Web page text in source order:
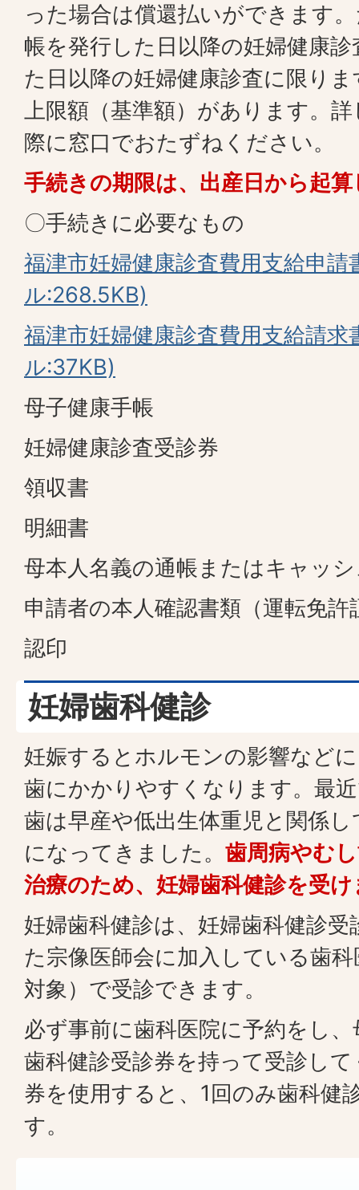
った場合は償還払いができます
帳を発行した日以降の妊婦健康
た日以降の妊婦健康診査に限り
上限額（基準額）があります。
際に窓口でおたずねください。
手続きの期限は、出産日から起
〇手続きに必要なもの
福津市妊婦健康診査費用支給申
ル:268.5KB)
福津市妊婦健康診査費用支給請
ル:37KB)
母子健康手帳
妊婦健康診査受診券
領収書
明細書
母本人名義の通帳またはキャッ
申請者の本人確認書類（運転免
認印
妊婦歯科健診
妊娠するとホルモンの影響など
歯にかかりやすくなります。最
歯は早産や低出生体重児と関係
になってきました。 歯周病やむ
治療のため、妊婦歯科健診を受
妊婦歯科健診は、妊婦歯科健診
た宗像医師会に加入している歯
対象）で受診できます。
必ず事前に歯科医院に予約をし
歯科健診受診券を持って受診し
券を使用すると、1回のみ歯科健
す。